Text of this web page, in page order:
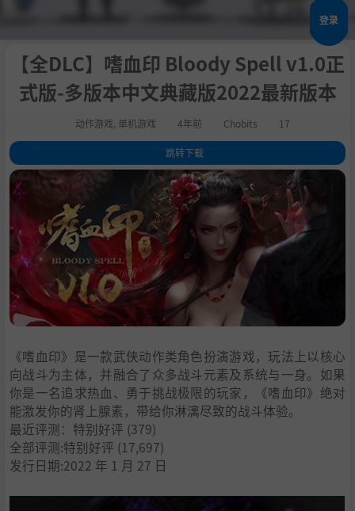
登录
【全DLC】嗜血印 Bloody Spell v1.0正
式版-多版本中文典藏版2022最新版本
动作游戏 单机游戏 4年前 Chobits 17
跳转下载
1.关于这款游戏
2.
3
系统需求
《嗜血印》是一款武侠动作类角色扮演游戏，玩法上以核心
向战斗为主体，并融合了众多战斗元素及系统与一身。如果
你是一名追求热血、勇于挑战极限的玩家，《嗜血印》绝对
能激发你的肾上腺素，带给你淋漓尽致的战斗体验。
最近评测： 特别好评 (379)
全部评测:特别好评 (17,697)
发行日期:2022 年 1 月 27 日